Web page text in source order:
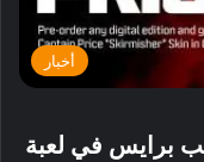
أخبار
برايس في لعبة